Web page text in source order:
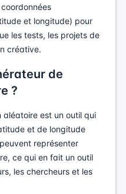
et longitude) pour
les tests, les projets de
créative.
de
?
est un outil qui
et de longitude
représenter
ce qui en fait un outil
les chercheurs et les